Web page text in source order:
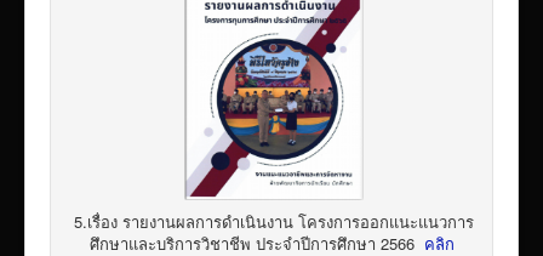
5.เรื่อง รายงานผลการดำเนินงาน โครงการออกแนะแนวการ
ศึกษาและบริการวิชาชีพ ประจำปีการศึกษา 2566 คลิก